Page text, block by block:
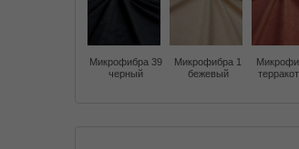
Микрофибра 39
черный
Микрофибра 1
бежевый